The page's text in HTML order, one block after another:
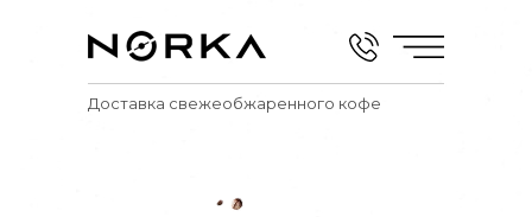
Доставка свежеобжаренного кофе